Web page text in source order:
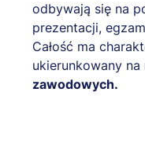
odbywają się na
prezentacji,
Całość ma
ukierunkowany na
zawodowych.